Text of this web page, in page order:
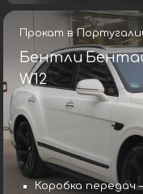
Прокат в
Бентли
W12
Коробка передач